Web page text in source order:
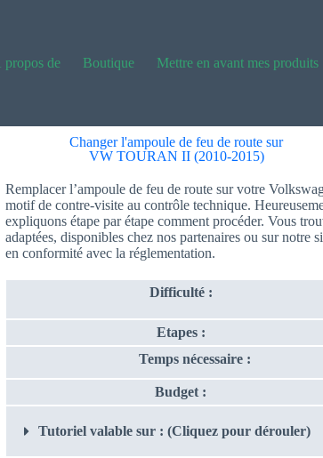
propos de Boutique Mettre en avant mes produits
Changer l'ampoule de feu de route sur
VW TOURAN II (2010-2015)
Remplacer l’ampoule de feu de route sur votre
motif de contre-visite au contrôle technique.
expliquons étape par étape comment procéder. Vous
adaptées, disponibles chez nos partenaires ou sur
en conformité avec la réglementation.
Difficulté :
Etapes :
Temps nécessaire :
Budget :
Tutoriel valable sur : (Cliquez pour dérouler)